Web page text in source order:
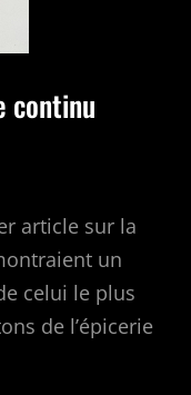
continu
article sur la
un
celui le plus
de l’épicerie